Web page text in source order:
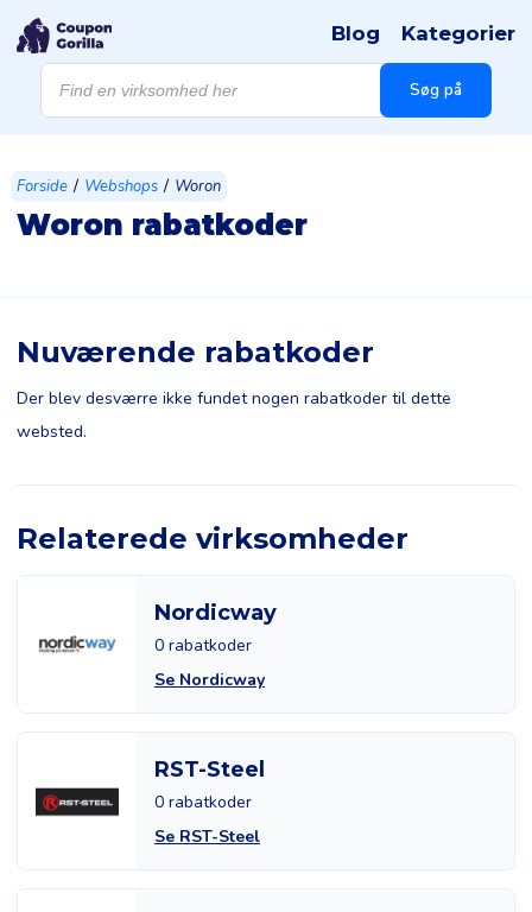
Products
search Søg på
Blog Kategorier
Forside / Webshops / Woron
Woron rabatkoder
Nuværende rabatkoder
Der blev desværre ikke fundet nogen rabatkoder til dette
websted.
Relaterede virksomheder
Nordicway
0 rabatkoder
Se Nordicway
RST-Steel
0 rabatkoder
Se RST-Steel